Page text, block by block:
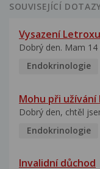
SOUVISEJÍCÍ
Vysazení Letroxu
Dobrý den. Mam
Endokrinologie
Mohu při
Dobrý den, chtěl
Endokrinologie
Invalidní důchod